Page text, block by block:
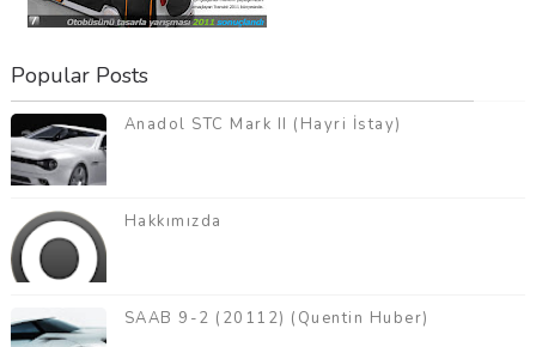
Popular Posts
Anadol STC Mark II (Hayri İstay)
Hakkımızda
SAAB 9-2 (20112) (Quentin Huber)